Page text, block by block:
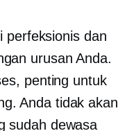
perfeksionis dan
urusan Anda.
penting untuk
Anda tidak akan
sudah dewasa